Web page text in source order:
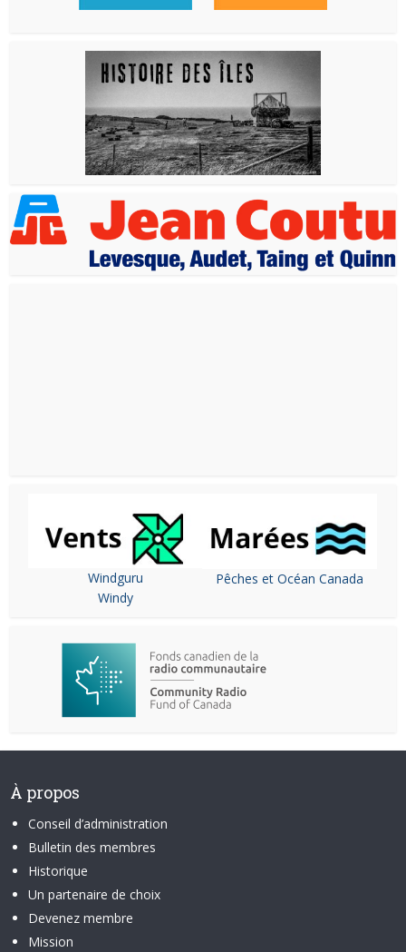
Windguru
Windy
Pêches et Océan Canada
À propos
Conseil d’administration
Bulletin des membres
Historique
Un partenaire de choix
Devenez membre
Mission